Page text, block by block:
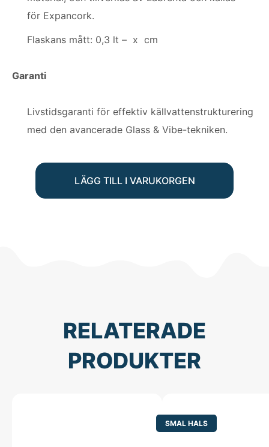
för Expancork.
Flaskans mått: 0,3 lt – x cm
Garanti
Livstidsgaranti för effektiv källvattenstrukturering
med den avancerade Glass & Vibe-tekniken.
LÄGG TILL I VARUKORGEN
RELATERADE
PRODUKTER
SMAL HALS